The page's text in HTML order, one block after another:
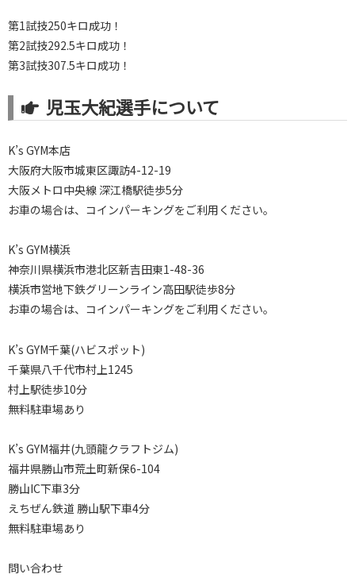
第1試技250キロ成功！
第2試技292.5キロ成功！
第3試技307.5キロ成功！
児玉大紀選手について
K’s GYM本店
大阪府大阪市城東区諏訪4-12-19
大阪メトロ中央線 深江橋駅徒歩5分
お車の場合は、コインパーキングをご利用ください。
K’s GYM横浜
神奈川県横浜市港北区新吉田東1-48-36
横浜市営地下鉄グリーンライン高田駅徒歩8分
お車の場合は、コインパーキングをご利用ください。
K’s GYM千葉(ハビスポット)
千葉県八千代市村上1245
村上駅徒歩10分
無料駐車場あり
K’s GYM福井(九頭龍クラフトジム)
福井県勝山市荒土町新保6-104
勝山IC下車3分
えちぜん鉄道 勝山駅下車4分
無料駐車場あり
問い合わせ